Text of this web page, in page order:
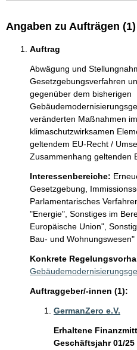
Angaben zu Aufträgen (1)
Auftrag
Abwägung und
Gesetzgebungsverfahren
gegenüber dem bisherigen
veränderten Maßnahmen
klimaschutzwirksamen
geltendem EU-Recht /
Zusammenhang geltenden
Interessenbereiche:
Gesetzgebung,
Parlamentarisches
"Energie", Sonstiges im
Europäische Union",
Bau- und Wohnungswesen"
Konkrete
Auftraggeber/-innen (1):
GermanZero e.V.
Erhaltene
Geschäftsjahr 01/25